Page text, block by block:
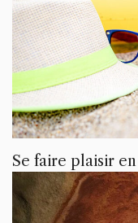
Se faire plaisir